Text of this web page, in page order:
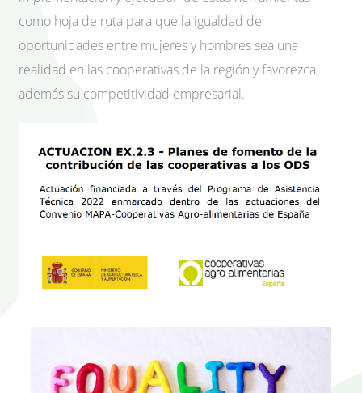
como hoja de ruta para que la igualdad de
oportunidades entre mujeres y hombres sea una
realidad en las cooperativas de la región y favorezca
además su competitividad empresarial.